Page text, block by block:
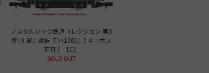
ノスタルジック鉄道コレクション 第3
弾 [9.富井電鉄 デハ1001]【 ネコポス
不可 】【C】
SOLD OUT